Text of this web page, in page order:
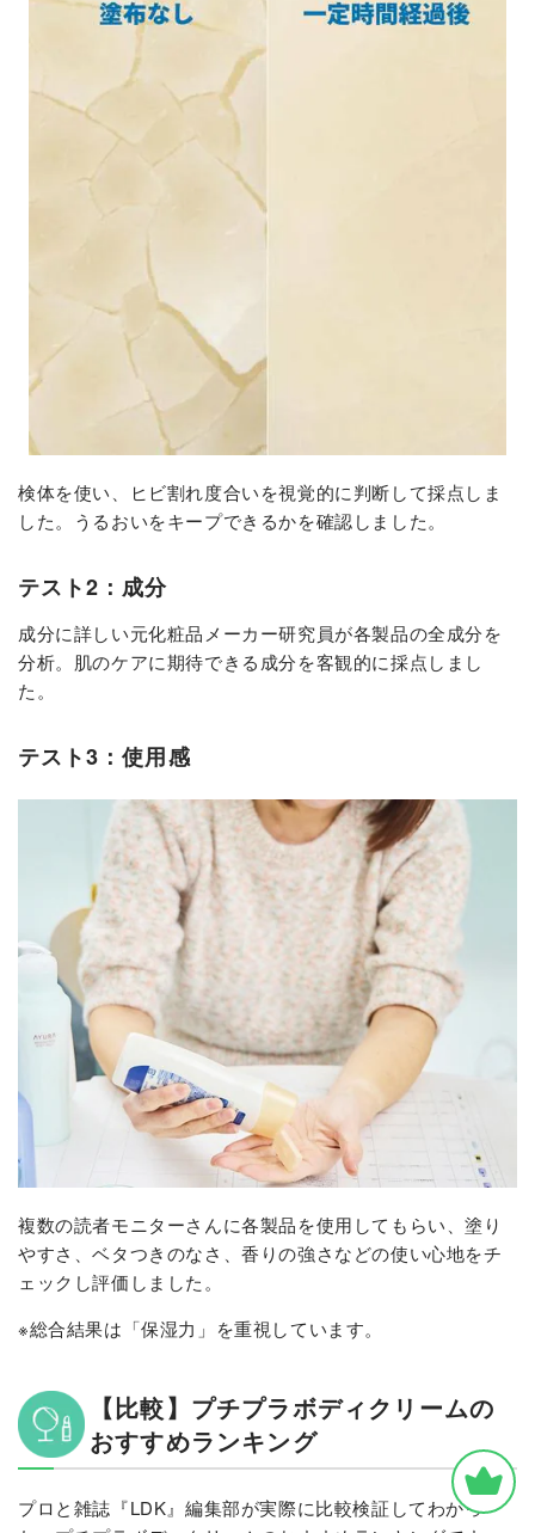
検体を使い、ヒビ割れ度合いを視覚的に判断して採点しま
した。うるおいをキープできるかを確認しました。
テスト2：成分
成分に詳しい元化粧品メーカー研究員が各製品の全成分を
分析。肌のケアに期待できる成分を客観的に採点しまし
た。
テスト3：使用感
複数の読者モニターさんに各製品を使用してもらい、塗り
やすさ、ベタつきのなさ、香りの強さなどの使い心地をチ
ェックし評価しました。
※総合結果は「保湿力」を重視しています。
【比較】プチプラボディクリームの
おすすめランキング
プロと雑誌『LDK』編集部が実際に比較検証してわかっ